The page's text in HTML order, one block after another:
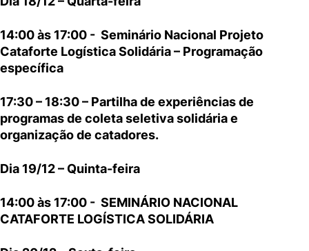
14:00 às 17:00 - Seminário Nacional Projeto
Cataforte Logística Solidária – Programação
específica
17:30 – 18:30 – Partilha de experiências de
programas de coleta seletiva solidária e
organização de catadores.
Dia 19/12 – Quinta-feira
14:00 às 17:00 - SEMINÁRIO NACIONAL
CATAFORTE LOGÍSTICA SOLIDÁRIA